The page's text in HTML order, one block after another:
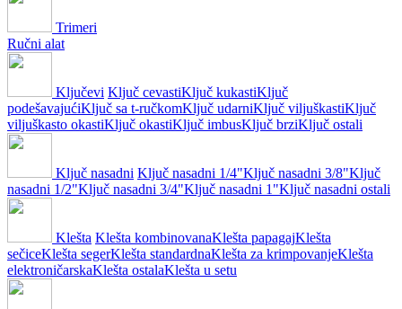
Trimeri
Ručni alat
Ključevi Ključ cevastiKljuč kukastiKljuč
podešavajućiKljuč sa t-ručkomKljuč udarniKljuč viljuškastiKljuč
viljuškasto okastiKljuč okastiKljuč imbusKljuč brziKljuč ostali
Ključ nasadni Ključ nasadni 1/4"Ključ nasadni 3/8"Ključ
nasadni 1/2"Ključ nasadni 3/4"Ključ nasadni 1"Ključ nasadni ostali
Klešta Klešta kombinovanaKlešta papagajKlešta
sečiceKlešta segerKlešta standardnaKlešta za krimpovanjeKlešta
elektroničarskaKlešta ostalaKlešta u setu